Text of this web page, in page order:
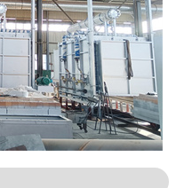
箱式/室式炉
铜、铝行业炉
工程现场